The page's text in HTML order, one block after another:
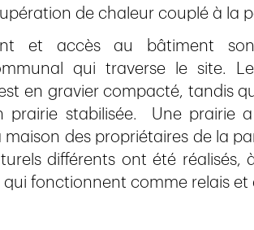
de chaleur couplé à la
et accès au bâtiment
qui traverse le site.
en gravier compacté, tandis
stabilisée. Une prairie
des propriétaires de la
différents ont été réalisés,
fonctionnent comme relais et